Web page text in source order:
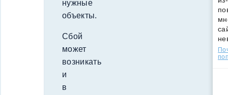
нужные
объекты.
Сбой
может
возникать
и
в